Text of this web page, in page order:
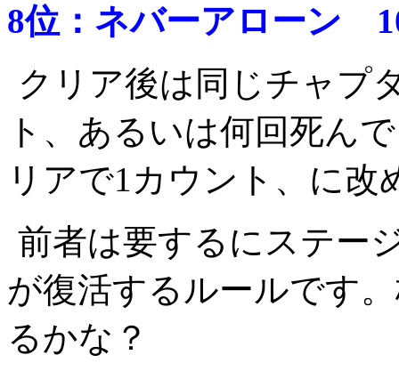
8位：ネバーアローン
クリア後は同じチャプ
ト、あるいは何回死ん
リアで1カウント、に改
前者は要するにステー
が復活するルールです
るかな？